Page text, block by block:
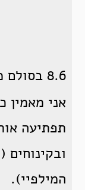
8.6 בסולם מוני.
אני
תפתיעה
המילפיי).